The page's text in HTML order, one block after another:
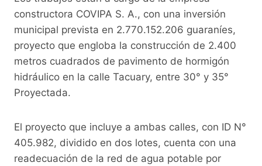
constructora COVIPA S. A., con una inversión
municipal prevista en 2.770.152.206 guaraníes,
proyecto que engloba la construcción de 2.400
metros cuadrados de pavimento de hormigón
hidráulico en la calle Tacuary, entre 30° y 35°
Proyectada.
El proyecto que incluye a ambas calles, con ID N°
405.982, dividido en dos lotes, cuenta con una
readecuación de la red de agua potable por